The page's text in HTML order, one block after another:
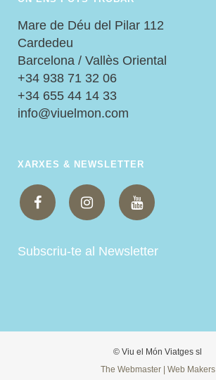
Mare de Déu del Pilar 112
Cardedeu
Barcelona / Vallès Oriental
+34 938 71 32 06
+34 655 44 14 33
info@viuelmon.com
XARXES & NEWSLETTER
Subscriu-te al Newsletter
© Viu el Món Viatges sl
The Webmaster | Web Makers